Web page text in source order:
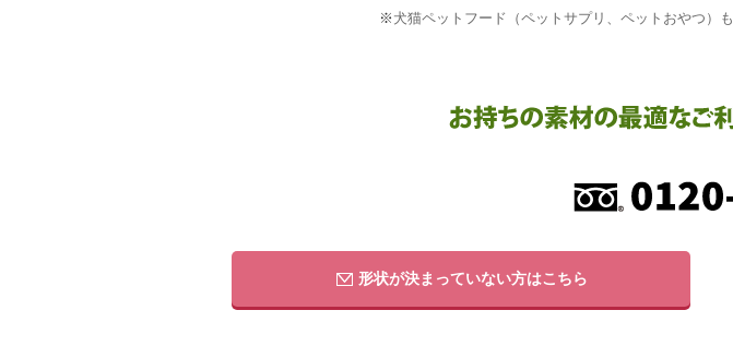
※ 犬猫ペットフード（ペットサプリ、ペットおやつ）
形状が決まっていない方はこちら